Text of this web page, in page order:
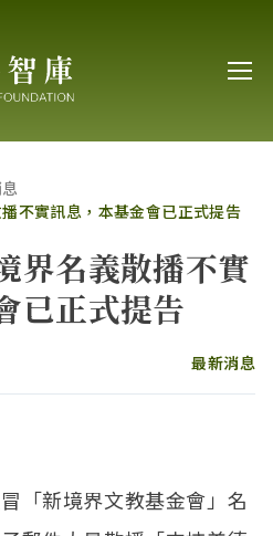
不實訊息，本基金會已正式提告
界名義散播不實
已正式提告
最新消息
「新境界文教基金會」名